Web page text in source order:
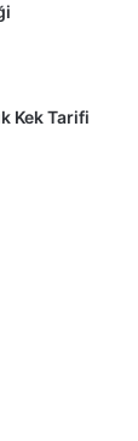
Kek Tarifi